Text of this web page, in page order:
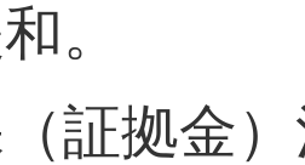
。
証拠金）